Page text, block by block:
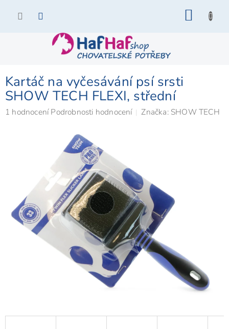
Kartáč na vyčesávání psí srsti
SHOW TECH FLEXI, střední
Průměrné
hvězdiček.
1 hodnocení Podrobnosti hodnocení Značka: SHOW TECH